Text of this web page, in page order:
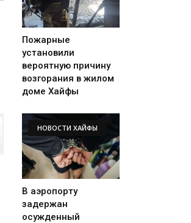
Пожарные
установили
вероятную причину
возгорания в жилом
доме Хайфы
НОВОСТИ ХАЙФЫ
В аэропорту
задержан
осужденный